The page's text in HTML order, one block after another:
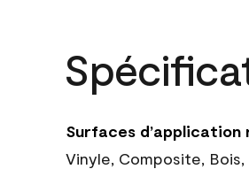
Surfaces d’application
Vinyle, Composite,